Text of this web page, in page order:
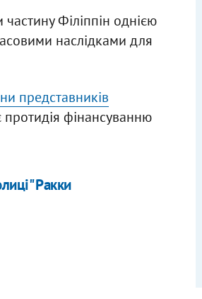
Філіппін однією
наслідками для
представників
фінансуванню
Ракки